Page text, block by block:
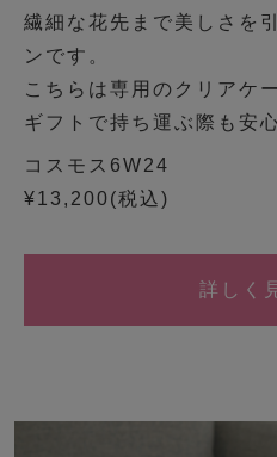
繊細な花先まで美しさを
ンです。
こちらは専用のクリアケ
ギフトで持ち運ぶ際も安
コスモス6W24
¥13,200(税込)
詳しく